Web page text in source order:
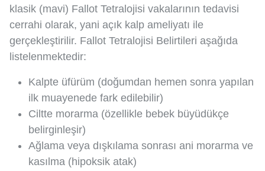
klasik (mavi) Fallot Tetralojisi vakalarının tedavisi
cerrahi olarak, yani açık kalp ameliyatı ile
gerçekleştirilir. Fallot Tetralojisi Belirtileri aşağıda
listelenmektedir:
Kalpte üfürüm (doğumdan hemen sonra yapılan
ilk muayenede fark edilebilir)
Ciltte morarma (özellikle bebek büyüdükçe
belirginleşir)
Ağlama veya dışkılama sonrası ani morarma ve
kasılma (hipoksik atak)